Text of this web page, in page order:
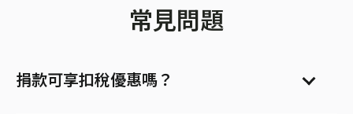
常見問題
捐款可享扣稅優惠嗎？